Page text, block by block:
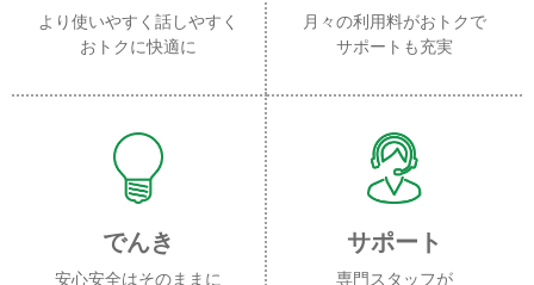
より使いやすく話しやすく
おトクに快適に
月々の利用料がおトクで
サポートも充実
でんき
安心安全はそのままに
サポート
専門スタッフが